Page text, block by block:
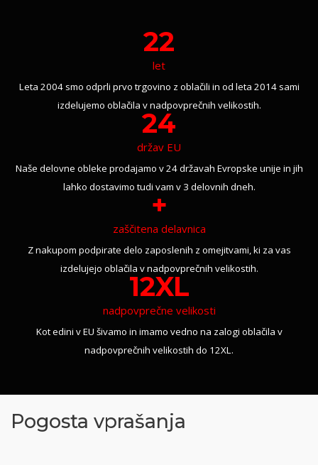
22
let
Leta 2004 smo odprli prvo trgovino z oblačili in od leta 2014 sami
izdelujemo oblačila v nadpovprečnih velikostih.
24
držav EU
Naše delovne obleke prodajamo v 24 državah Evropske unije in jih
lahko dostavimo tudi vam v 3 delovnih dneh.
+
zaščitena delavnica
Z nakupom podpirate delo zaposlenih z omejitvami, ki za vas
izdelujejo oblačila v nadpovprečnih velikostih.
12XL
nadpovprečne velikosti
Kot edini v EU šivamo in imamo vedno na zalogi oblačila v
nadpovprečnih velikostih do 12XL.
Pogosta vprašanja